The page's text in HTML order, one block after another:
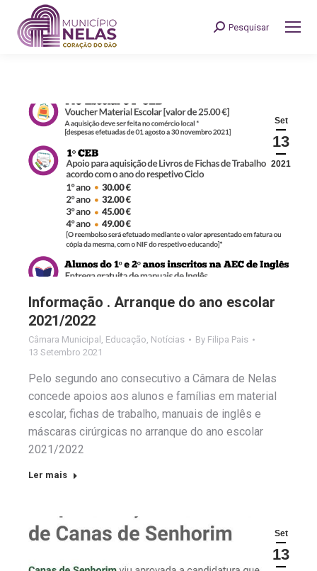
Search:
Pesquisar
Set
13
2021
Informação . Arranque do ano escolar
2021/2022
Câmara Municipal , Educação, Notícias By Filipa Pais
13 Setembro 2021
Pelo segundo ano consecutivo a Câmara de Nelas
concede apoios aos alunos e famílias em material
escolar, fichas de trabalho, manuais de inglês e
máscaras cirúrgicas no arranque do ano escolar
2021/2022
Ler mais
Set
13